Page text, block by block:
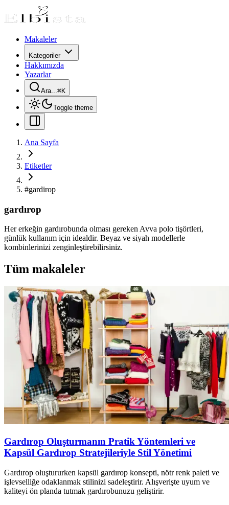
Makaleler
Kategoriler
Hakkımızda
Yazarlar
Ara...⌘K
Toggle theme
Ana Sayfa
Etiketler
#gardirop
gardırop
Her erkeğin gardırobunda olması gereken Avva polo tişörtleri,
günlük kullanım için idealdir. Beyaz ve siyah modellerle
kombinlerinizi zenginleştirebilirsiniz.
Tüm makaleler
Gardırop Oluşturmanın Pratik Yöntemleri ve
Kapsül Gardırop Stratejileriyle Stil Yönetimi
Gardırop oluştururken kapsül gardırop konsepti, nötr renk paleti ve
işlevselliğe odaklanmak stilinizi sadeleştirir. Alışverişte uyum ve
kaliteyi ön planda tutmak gardırobunuzu geliştirir.